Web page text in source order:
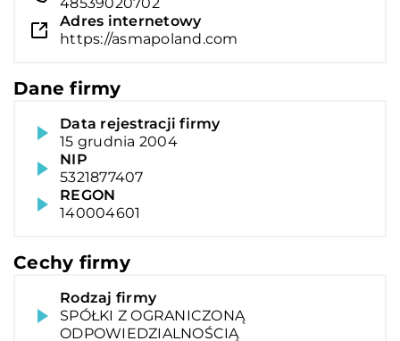
Adres internetowy
https://asmapoland.com
Dane firmy
Data rejestracji firmy
15 grudnia 2004
NIP
5321877407
REGON
140004601
Cechy firmy
Rodzaj firmy
SPÓŁKI Z OGRANICZONĄ
ODPOWIEDZIALNOŚCIĄ